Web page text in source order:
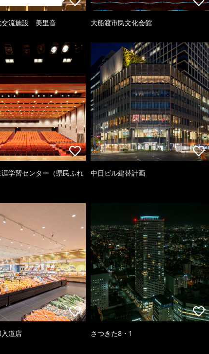
交流施設 美里音 大船渡市民文化会館
学習センター（県民ふれ
中日ビル建替計画
道店 さつきた8・1